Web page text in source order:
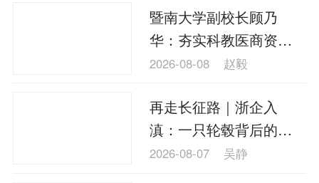
事件
要闻
体育 消费
银行
暨南大学副校长顾乃
华：夯实科教医商资源
优势 越秀区以产业焕新
2026-08-08 赵毅
再走长征路｜浙企入
滇：一只轮毂背后的产
业接力
2026-08-07 吴静